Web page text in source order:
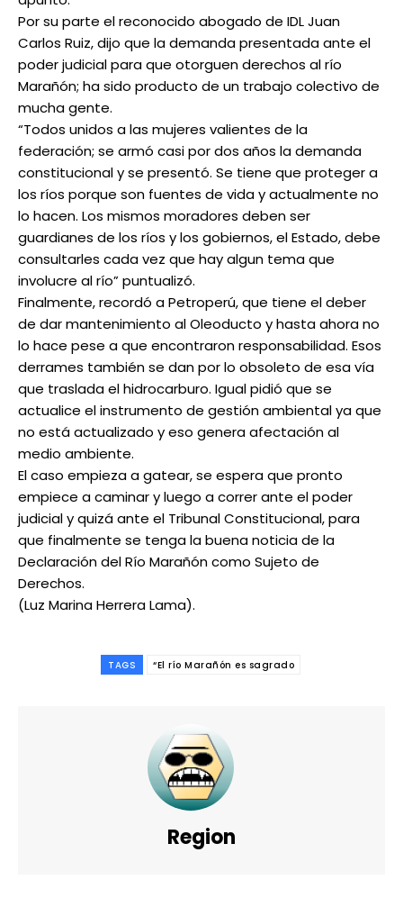
━ Planes
Por su parte el reconocido abogado de IDL Juan
Carlos Ruiz, dijo que la demanda presentada ante el
poder judicial para que otorguen derechos al río
Marañón; ha sido producto de un trabajo colectivo de
mucha gente.
“Todos unidos a las mujeres valientes de la
federación; se armó casi por dos años la demanda
constitucional y se presentó. Se tiene que proteger a
los ríos porque son fuentes de vida y actualmente no
lo hacen. Los mismos moradores deben ser
guardianes de los ríos y los gobiernos, el Estado, debe
consultarles cada vez que hay algun tema que
involucre al río” puntualizó.
Finalmente, recordó a Petroperú, que tiene el deber
de dar mantenimiento al Oleoducto y hasta ahora no
lo hace pese a que encontraron responsabilidad. Esos
derrames también se dan por lo obsoleto de esa vía
que traslada el hidrocarburo. Igual pidió que se
actualice el instrumento de gestión ambiental ya que
no está actualizado y eso genera afectación al
medio ambiente.
El caso empieza a gatear, se espera que pronto
empiece a caminar y luego a correr ante el poder
judicial y quizá ante el Tribunal Constitucional, para
que finalmente se tenga la buena noticia de la
Declaración del Río Marañón como Sujeto de
Derechos.
(Luz Marina Herrera Lama).
TAGS “El río Marañón es sagrado
Region